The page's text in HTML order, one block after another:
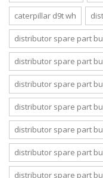
caterpillar d9t wh
distributor spare part
distributor spare part
distributor spare part
distributor spare part
distributor spare part
distributor spare part
distributor spare part